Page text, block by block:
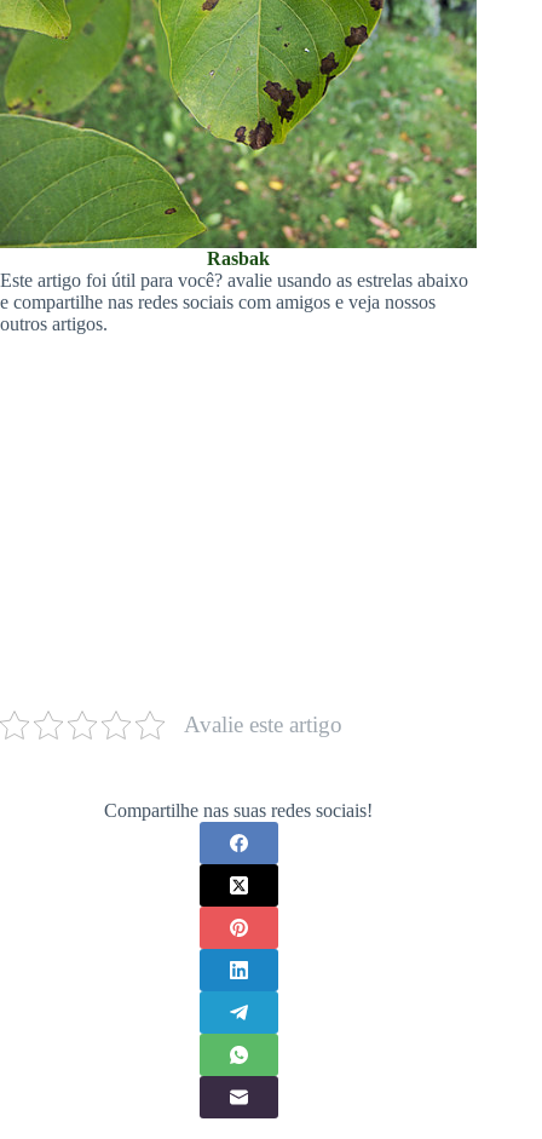
Rasbak
Este artigo foi útil para você? avalie usando as estrelas abaixo
e compartilhe nas redes sociais com amigos e veja nossos
outros artigos.
Avalie este artigo
Compartilhe nas suas redes sociais!